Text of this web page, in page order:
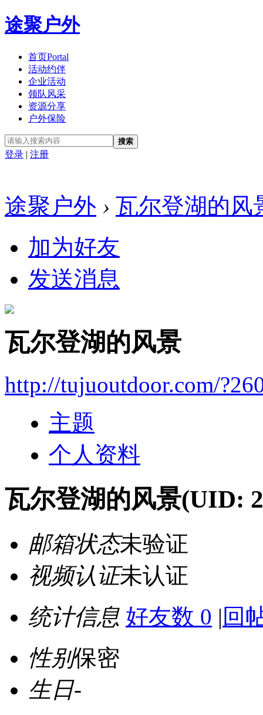
途聚户外
首页Portal
活动约伴
企业活动
领队风采
资源分享
户外保险
搜索
登录 | 注册
途聚户外 › 瓦尔登湖的风
加为好友
发送消息
瓦尔登湖的风景
http://tujuoutdoor.com/
主题
个人资料
瓦尔登湖的风景(UID:
邮箱状态未验证
视频认证未认证
统计信息 好友数 0 | 回
性别保密
生日-